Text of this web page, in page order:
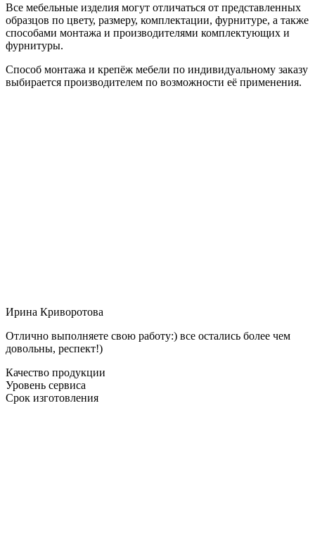
Все мебельные изделия могут отличаться от представленных
образцов по цвету, размеру, комплектации, фурнитуре, а также
способами монтажа и производителями комплектующих и
фурнитуры.
Способ монтажа и крепёж мебели по индивидуальному заказу
выбирается производителем по возможности её применения.
Ирина Криворотова
Отлично выполняете свою работу:) все остались более чем
довольны, респект!)
Качество продукции
Уровень сервиса
Срок изготовления